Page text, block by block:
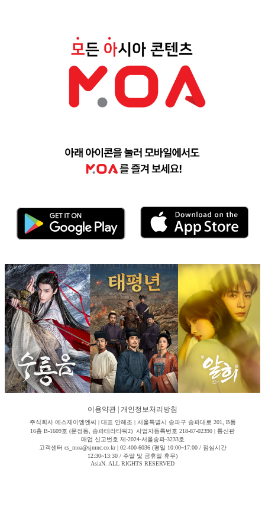
이용약관 개인정보처리방침
주식회사 에스제이엠엔씨 | 대표 안해조 | 서울특별시 송파구 송파대로 201, B동
16층 B-1609호 (문정동, 송파테라타워2) 사업자등록번호 218-87-02390 | 통신판
매업 신고번호 제-2024-서울송파-3233호
고객센터 cs_moa@sjmnc.co.kr | 02-400-6036 (평일 10:00~17:00 / 점심시간
12:30~13:30 / 주말 및 공휴일 휴무)
AsiaN. ALL RIGHTS RESERVED